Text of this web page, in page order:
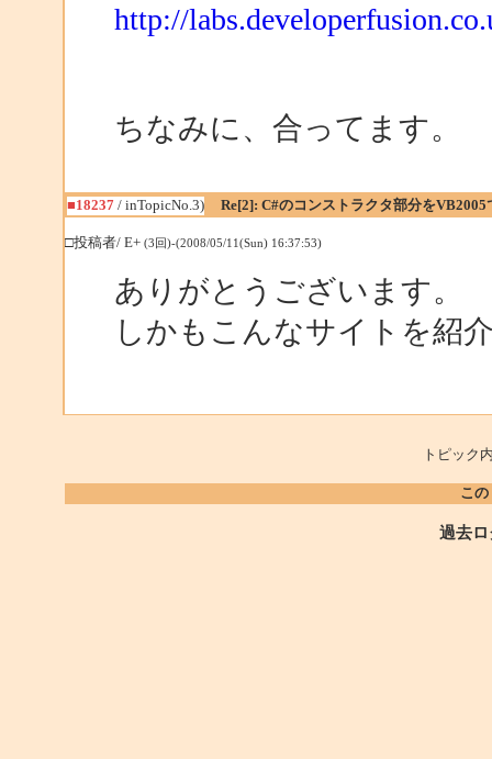
http://
ちなみに、合ってます。
■18237/ inTopicNo.3) Re[2]: C#のコンストラクタ部分を
□投稿者/ E+ (3回)-(2008/05/11(Sun) 16:37:53)
ありがとうございます。
しかもこんなサイトを紹
トピッ
こ
過去